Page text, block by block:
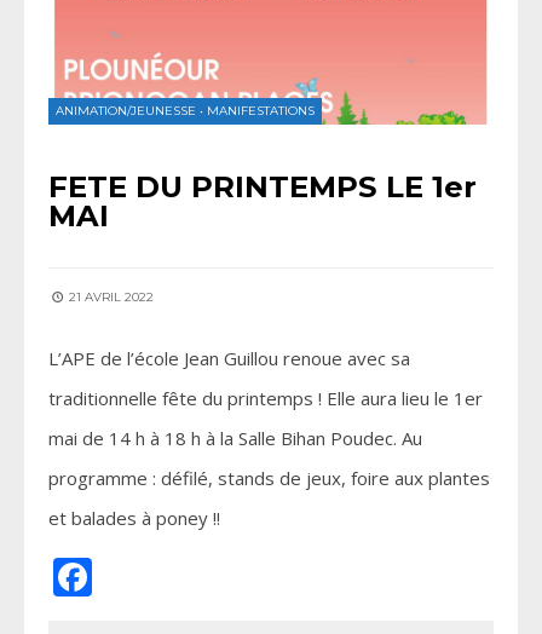
ANIMATION/JEUNESSE • MANIFESTATIONS
FETE DU PRINTEMPS LE 1er
MAI
21 AVRIL 2022
L’APE de l’école Jean Guillou renoue avec sa
traditionnelle fête du printemps ! Elle aura lieu le 1er
mai de 14 h à 18 h à la Salle Bihan Poudec. Au
programme : défilé, stands de jeux, foire aux plantes
et balades à poney !!